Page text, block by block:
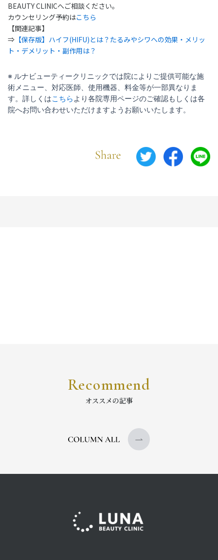
BEAUTY CLINICへご相談ください。
カウンセリング予約はこちら
【関連記事】
⇒ 【保存版】ハイフ(HIFU)とは？たるみやシワへの効果・メリッ
ト・デメリット・副作用は？
※ ルナビューティークリニックでは院によりご提供可能な施
術メニュー、対応医師、使用機器、料金等が一部異なりま
す。詳しくはこちら より各院専用ページのご確認もしくは各
院へお問い合わせいただけますようお願いいたします。
Recommend
オススメの記事